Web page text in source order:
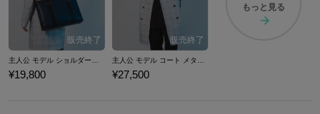
¥19,800 ¥27,500
もっと見る